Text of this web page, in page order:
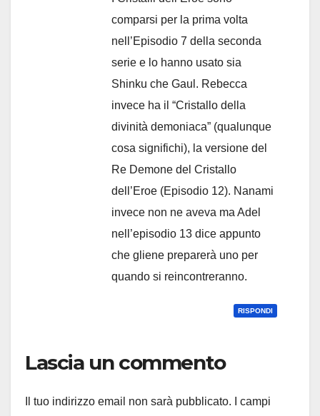
comparsi per la prima volta
nell’Episodio 7 della seconda
serie e lo hanno usato sia
Shinku che Gaul. Rebecca
invece ha il “Cristallo della
divinità demoniaca” (qualunque
cosa significhi), la versione del
Re Demone del Cristallo
dell’Eroe (Episodio 12). Nanami
invece non ne aveva ma Adel
nell’episodio 13 dice appunto
che gliene preparerà uno per
quando si reincontreranno.
RISPONDI
Lascia un commento
Il tuo indirizzo email non sarà pubblicato.
I campi